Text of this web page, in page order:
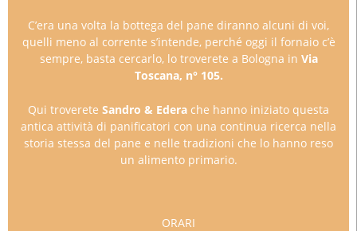
C’era una volta la bottega del pane diranno alcuni di voi,
quelli meno al corrente s’intende, perché oggi il fornaio c’è
sempre, basta cercarlo, lo troverete a Bologna in Via
Toscana, n° 105.
Qui troverete Sandro & Edera che hanno iniziato questa
antica attività di panificatori con una continua ricerca nella
storia stessa del pane e nelle tradizioni che lo hanno reso
un alimento primario.
ORARI